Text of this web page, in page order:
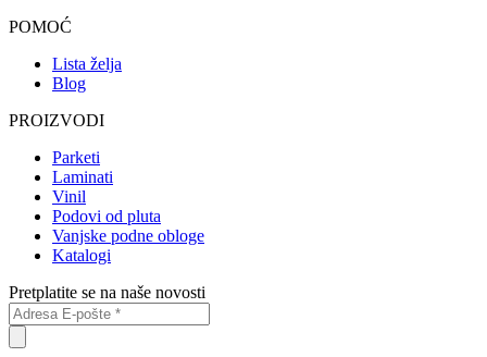
POMOĆ
Lista želja
Blog
PROIZVODI
Parketi
Laminati
Vinil
Podovi od pluta
Vanjske podne obloge
Katalogi
Pretplatite se na naše novosti